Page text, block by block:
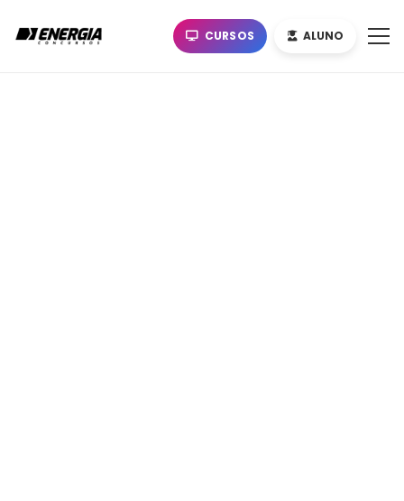
CURSOS ALUNO